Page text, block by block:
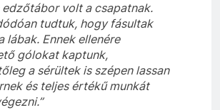
edzőtábor volt a csapatnak.
tudtuk, hogy fásultak
lábak. Ennek ellenére
gólokat kaptunk,
a sérültek is szépen lassan
és teljes értékű munkát